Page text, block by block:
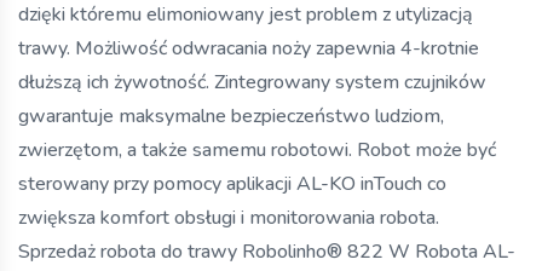
dzięki któremu elimoniowany jest problem z utylizacją
trawy. Możliwość odwracania noży zapewnia 4-krotnie
dłuższą ich żywotność. Zintegrowany system czujników
gwarantuje maksymalne bezpieczeństwo ludziom,
zwierzętom, a także samemu robotowi. Robot może być
sterowany przy pomocy aplikacji AL-KO inTouch co
zwiększa komfort obsługi i monitorowania robota.
Sprzedaż robota do trawy Robolinho® 822 W Robota AL-